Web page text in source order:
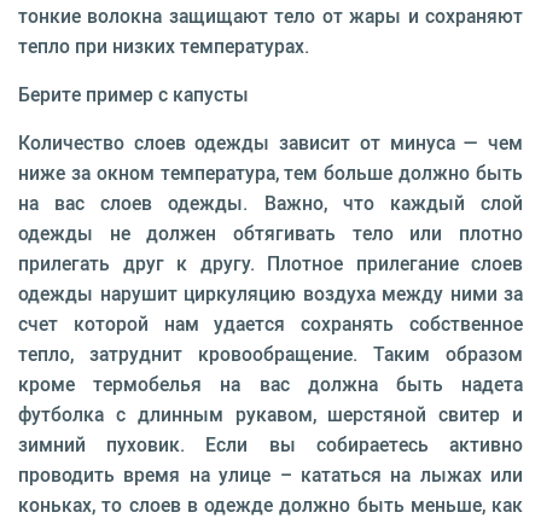
тонкие волокна защищают тело от жары и сохраняют
тепло при низких температурах.
Берите пример с капусты
Количество слоев одежды зависит от минуса — чем
ниже за окном температура, тем больше должно быть
на вас слоев одежды. Важно, что каждый слой
одежды не должен обтягивать тело или плотно
прилегать друг к другу. Плотное прилегание слоев
одежды нарушит циркуляцию воздуха между ними за
счет которой нам удается сохранять собственное
тепло, затруднит кровообращение. Таким образом
кроме термобелья на вас должна быть надета
футболка с длинным рукавом, шерстяной свитер и
зимний пуховик. Если вы собираетесь активно
проводить время на улице – кататься на лыжах или
коньках, то слоев в одежде должно быть меньше, как